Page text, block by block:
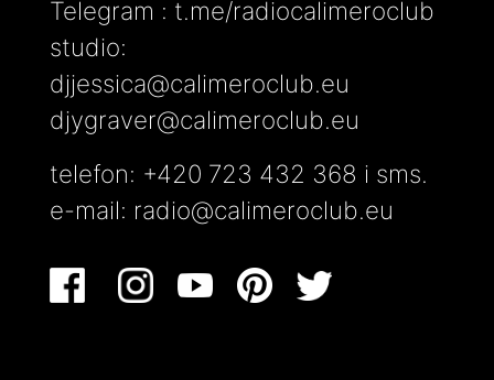
Telegram : t.me/radiocalimeroclub
studio:
djjessica@calimeroclub.eu
djygraver@calimeroclub.eu
telefon: +420 723 432 368 i sms.
e-mail: radio@calimeroclub.eu